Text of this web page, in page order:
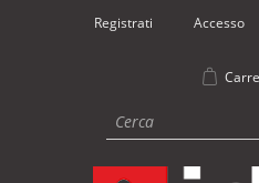
Registrati Accesso